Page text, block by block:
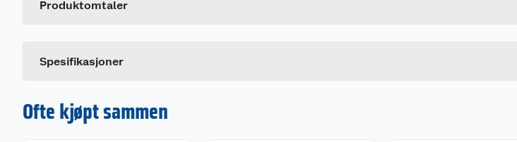
Produktomtaler
Spesifikasjoner
Leverandørens artikkelnummer
Ofte kjøpt sammen